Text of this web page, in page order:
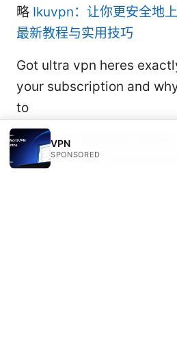
略 Ikuvpn：让你更安全地
最新教程与实用技巧
Got ultra vpn heres
your subscription and
to
2026年台灣最推薦的翻牆
用教學：完整比較與實用指南
VPN
SPONSORED